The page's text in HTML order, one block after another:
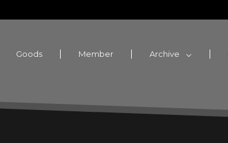
Goods Member Archive